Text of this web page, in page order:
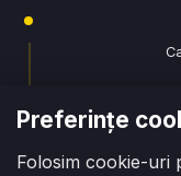
Preferințe
Folosim cookie-uri